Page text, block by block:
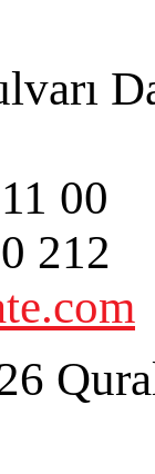
00
212